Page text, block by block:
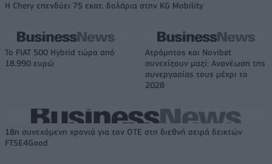
Η Chery επενδύει 75 εκατ. δολάρια στην KG Mobility
Το FIAT 500 Hybrid τώρα από
18.990 ευρώ
Ατρόμητος και Novibet
συνεχίζουν μαζί: Ανανέωση της
συνεργασίας τους μέχρι το
2028
18η συνεχόμενη χρονιά για τον ΟΤΕ στη διεθνή σειρά δεικτών
FTSE4Good